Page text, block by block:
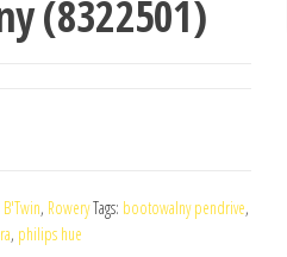
(8322501)
, RoweryTags: bootowalny pendrive,
, philips hue